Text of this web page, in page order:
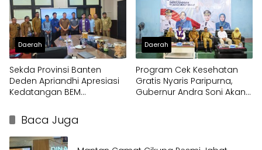
Daerah
Sekda Provinsi Banten
Deden Apriandhi Apresiasi
Kedatangan BEM
Daerah
Program Cek Kesehatan
Gratis Nyaris Paripurna,
Gubernur Andra Soni Akan
Baca Juga